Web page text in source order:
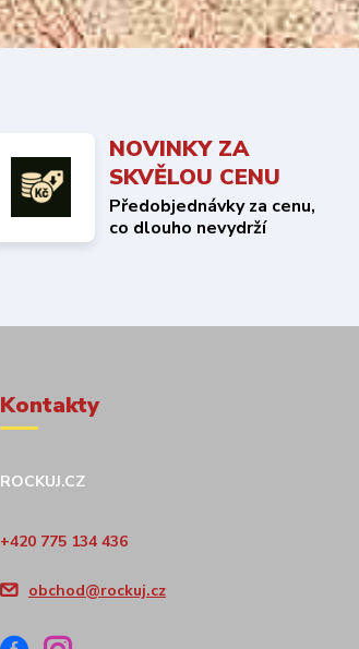
NOVINKY ZA
SKVĚLOU CENU
Předobjednávky za cenu,
co dlouho nevydrží
Kontakty
ROCKUJ.CZ
+420 775 134 436
obchod@rockuj.cz